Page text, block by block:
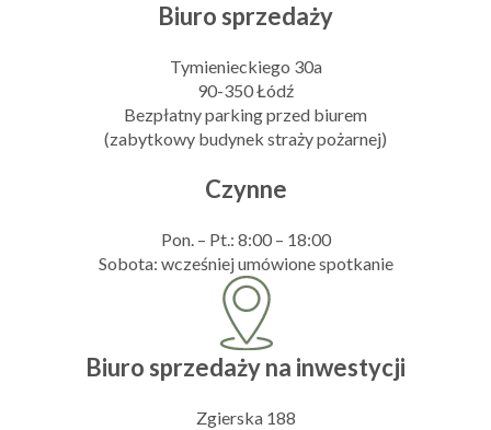
Biuro sprzedaży
Tymienieckiego 30a
90-350 Łódź
Bezpłatny parking przed biurem
(zabytkowy budynek straży pożarnej)
Czynne
Pon. – Pt.: 8:00 – 18:00
Sobota: wcześniej umówione spotkanie
Biuro sprzedaży na inwestycji
Zgierska 188